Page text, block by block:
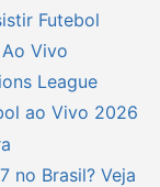
Futebol
Vivo
League
ao Vivo 2026
no Brasil? Veja